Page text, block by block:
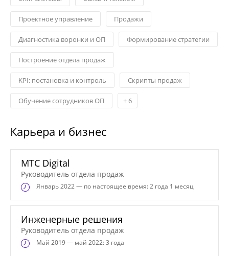
Проектное управление Продажи
Диагностика воронки и ОП Формирование стратегии
Построение отдела продаж
KPI: постановка и контроль Скрипты продаж
Обучение сотрудников ОП +6
Карьера и бизнес
МТС Digital
Руководитель отдела продаж
Январь2022 — по настоящее время: 2 года 1 месяц
Инженерные решения
Руководитель отдела продаж
Май 2019 — май 2022: 3 года